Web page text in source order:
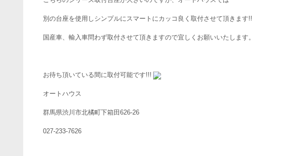
別の台座を使用しシンプルにスマートにカッコ良く取付させて頂きます!!
国産車、輸入車問わず取付させて頂きますので宜しくお願いいたします。
お待ち頂いている間に取付可能です!!!
オートハウス
群馬県渋川市北橘町下箱田626-26
027-233-7626